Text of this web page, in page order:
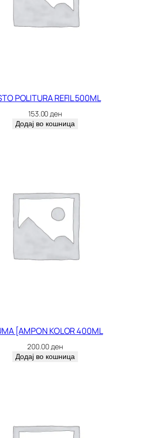
POLITURA REFIL 500ML
153.00ден
Додај во кошница
[AMPON KOLOR 400ML
200.00ден
Додај во кошница